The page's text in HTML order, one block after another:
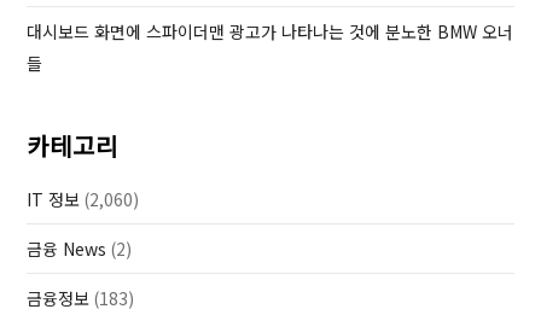
대시보드 화면에 스파이더맨 광고가 나타나는 것에 분노한 BMW 오너
들
카테고리
IT 정보 (2,060)
금융 News (2)
금융정보 (183)